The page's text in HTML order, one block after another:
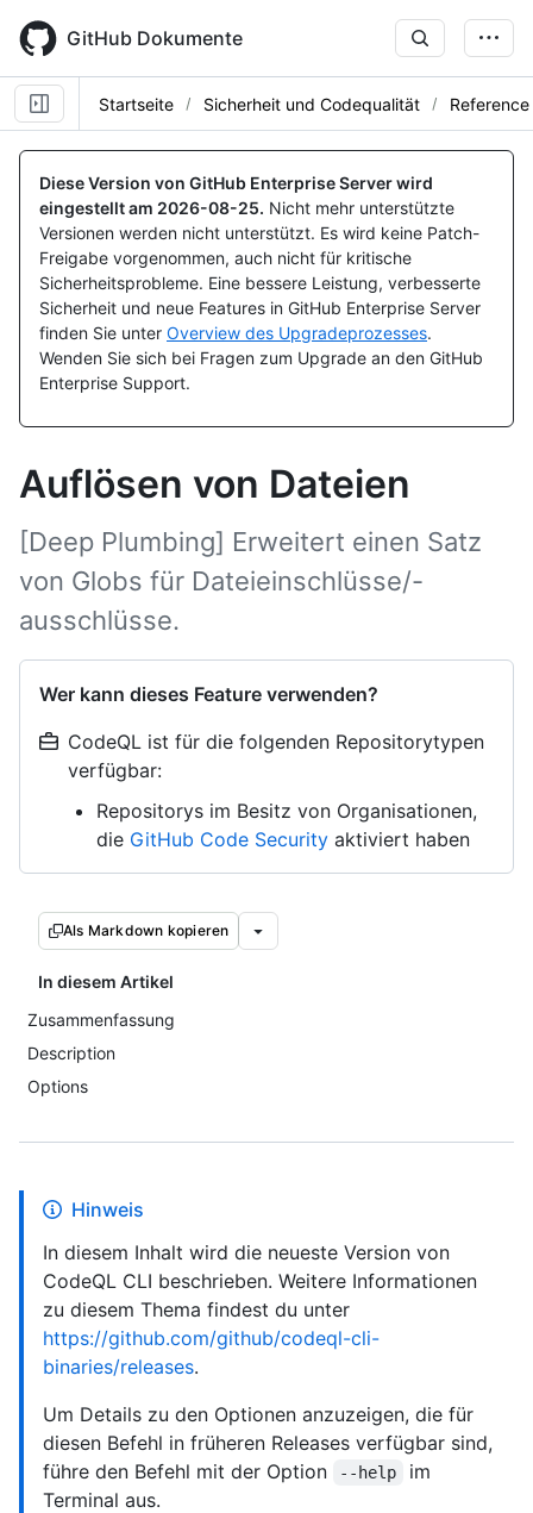
main
content
GitHub Dokumente
Startseite Sicherheit und Codequalität Reference
Diese Version von GitHub Enterprise Server wird
eingestellt am 2026-08-25. Nicht mehr unterstützte
Versionen werden nicht unterstützt. Es wird keine Patch-
Freigabe vorgenommen, auch nicht für kritische
Sicherheitsprobleme. Eine bessere Leistung, verbesserte
Sicherheit und neue Features in GitHub Enterprise Server
finden Sie unter Overview des Upgradeprozesses.
Wenden Sie sich bei Fragen zum Upgrade an den GitHub
Enterprise Support.
Auflösen von Dateien
[Deep Plumbing] Erweitert einen Satz
von Globs für Dateieinschlüsse/-
ausschlüsse.
Wer kann dieses Feature verwenden?
CodeQL ist für die folgenden Repositorytypen
verfügbar:
Repositorys im Besitz von Organisationen,
die GitHub Code Security aktiviert haben
Als Markdown kopieren
In diesem Artikel
Zusammenfassung
Description
Options
Hinweis
In diesem Inhalt wird die neueste Version von
CodeQL CLI beschrieben. Weitere Informationen
zu diesem Thema findest du unter
https://github.com/github/codeql-cli-
binaries/releases.
Um Details zu den Optionen anzuzeigen, die für
diesen Befehl in früheren Releases verfügbar sind,
führe den Befehl mit der Option
--help
im
Terminal aus.